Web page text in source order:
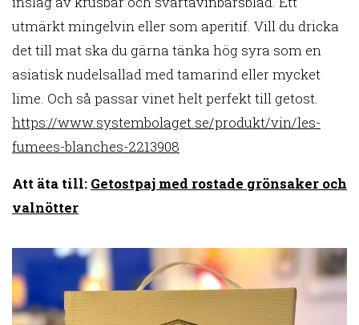
utmärkt mingelvin eller som aperitif. Vill du dricka
det till mat ska du gärna tänka hög syra som en
asiatisk nudelsallad med tamarind eller mycket
lime. Och så passar vinet helt perfekt till getost.
https://www.systembolaget.se/produkt/vin/les-
fumees-blanches-2213908
Att äta till: Getostpaj med rostade grönsaker och
valnötter